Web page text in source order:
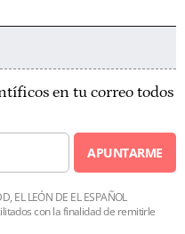
en tu correo todos
APUNTARME
EL LEÓN DE EL ESPAÑOL
con la finalidad de remitirle